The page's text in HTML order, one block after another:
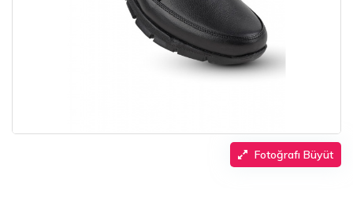
Fotoğrafı Büyüt